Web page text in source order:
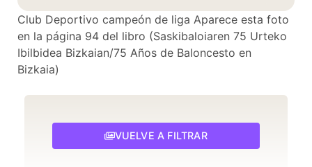
Club Deportivo campeón de liga Aparece esta foto
en la página 94 del libro (Saskibaloiaren 75 Urteko
Ibilbidea Bizkaian/75 Años de Baloncesto en
Bizkaia)
VUELVE A FILTRAR